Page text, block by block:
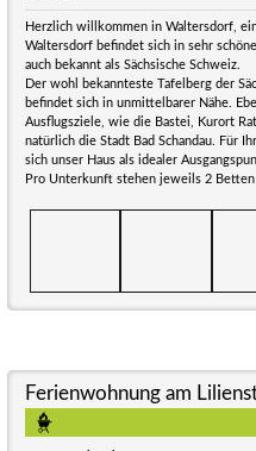
Herzlich willkommen in Waltersdorf,
Waltersdorf befindet sich in sehr
auch bekannt als Sächsische Schweiz.
Der wohl bekannteste Tafelberg der
befindet sich in unmittelbarer Nähe.
Ausflugsziele, wie die Bastei, Kurort
natürlich die Stadt Bad Schandau. Für
sich unser Haus als idealer
Pro Unterkunft stehen jeweils 2 Betten
Ferienwohnung am